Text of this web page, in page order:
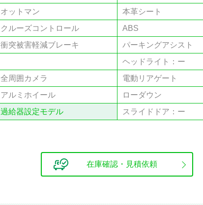
オットマン 本⾰シート
クルーズコントロール ABS
衝突被害軽減ブレーキ
パーキングアシスト
ヘッドライト：ー
全周囲カメラ 電動リアゲート
アルミホイール ローダウン
過給器設定モデル スライドドア：ー
在庫確認・見積依頼